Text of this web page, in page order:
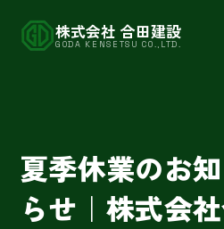
株式会社 合田建設
GODA KENSETSU CO.,LTD.
夏季休業のお
らせ｜株式会